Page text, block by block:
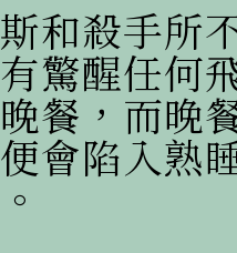
殺手所不
驚醒任何
餐，而晚
會陷入熟